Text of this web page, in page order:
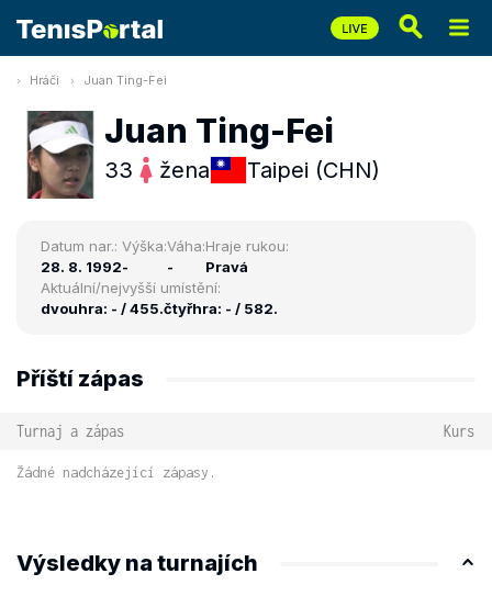
Hráči Juan Ting-Fei
Juan Ting-Fei
33 žena Taipei (CHN)
Datum nar.:
28. 8. 1992
Výška:
-
Váha:
-
Hraje rukou:
Pravá
Aktuální/nejvyšší umístění:
dvouhra: - / 455.čtyřhra: - / 582.
Příští zápas
Turnaj a zápas Kurs
Žádné nadcházející zápasy.
Výsledky na turnajích